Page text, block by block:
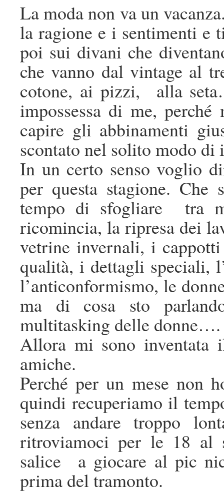
La moda non va un
la ragione e i sentimenti e
poi sui divani che
che vanno dal vintage al
cotone, ai pizzi, alla
impossessa di me,
capire gli abbinamenti
scontato nel solito modo di
In un certo senso voglio
per questa stagione.
tempo di sfogliare tra
ricomincia, la ripresa dei
vetrine invernali, i
qualità, i dettagli speciali,
l’anticonformismo, le
ma di cosa sto
multitasking delle donne….
Allora mi sono
amiche.
Perché per un mese non
quindi recuperiamo il
senza andare troppo
ritroviamoci per le 18 al
salice a giocare al pic
prima del tramonto.